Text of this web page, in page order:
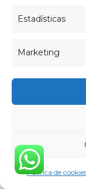
Estadísticas
Marketing
Política de
31 de